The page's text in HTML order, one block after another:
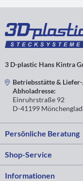
3 D-plastic Hans Kintra
Betriebsstätte &
Abholadresse:
Einruhrstraße 92
D-41199
Persönliche Beratung
Shop-Service
Informationen